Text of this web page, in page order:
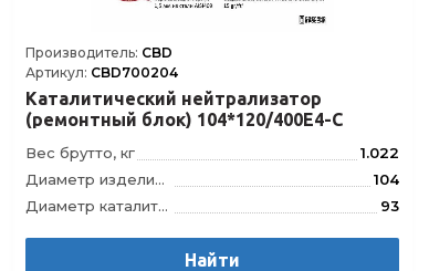
Производитель: CBD
Артикул: CBD700204
Каталитический нейтрализатор
(ремонтный блок) 104*120/400Е4-C
Вес брутто, кг
1.022
Диаметр изделия, мм
104
Диаметр каталитического блока, мм
93
Найти